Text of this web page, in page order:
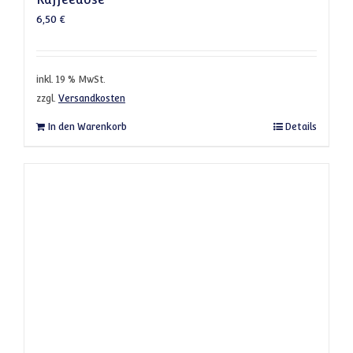
6,50 €
inkl. 19 % MwSt.
zzgl. Versandkosten
In den Warenkorb Details